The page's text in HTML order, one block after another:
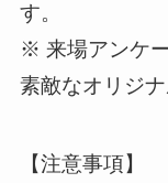
す。
※ 来場アンケ
素敵なオリジ
【注意事項】